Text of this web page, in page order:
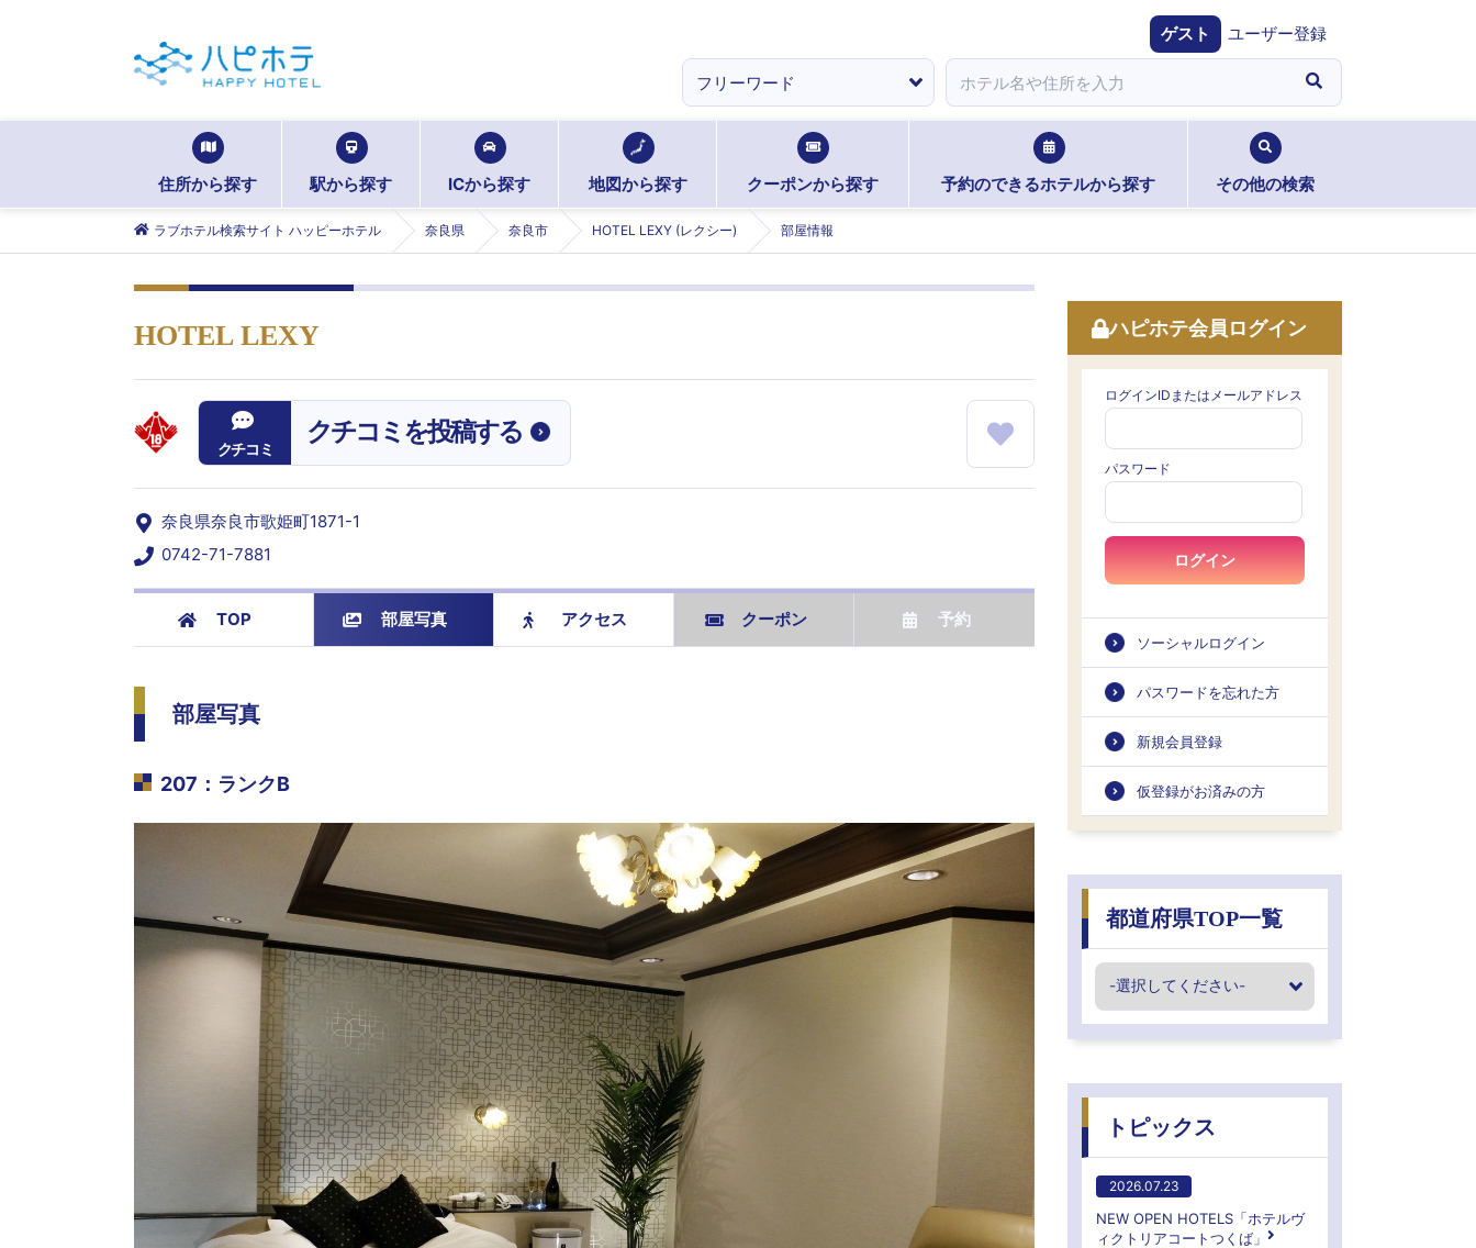
ゲスト ユーザー登録
住所から探す 駅から探す ICから探す 地図から探す クーポンから探す 予約のできるホテルから探す その他の検索
ラブホテル検索サイト ハッピーホテル 奈良県 奈良市 HOTEL LEXY (レクシー) 部屋情報
HOTEL LEXY
クチコミ
クチコミを投稿する
奈良県奈良市歌姫町1871-1
0742-71-7881
TOP 部屋写真 アクセス クーポン 予約
部屋写真
207 ： ランクB
ハピホテ会員ログイン
ログインIDまたはメールアドレス
パスワード
ログイン
ソーシャルログイン
パスワードを忘れた方
新規会員登録
仮登録がお済みの方
都道府県TOP一覧
トピックス
2026.07.23
NEW OPEN HOTELS「ホテルヴ
ィクトリアコートつくば」